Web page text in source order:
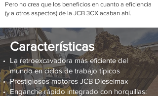
Pero no crea que los beneficios en cuanto a eficiencia
(y a otros aspectos) de la JCB 3CX acaban ahí.
Características
La retroexcavadora más eficiente del
mundo en ciclos de trabajo típicos
Prestigiosos motores JCB Dieselmax
Enganche rápido integrado con horquillas: